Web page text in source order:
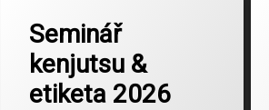
Seminář
kenjutsu &
etiketa 2026
Aikido Kenkyukai
Kashima no Tachi